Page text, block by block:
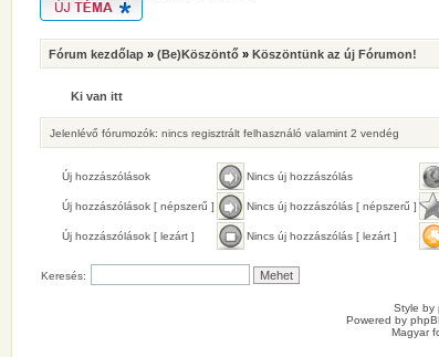
Fórum kezdőlap » (Be)Köszöntő » Köszöntünk az új Fórumon!
Ki van itt
Jelenlévő fórumozók: nincs regisztrált felhasználó valamint 2 vendég
Új hozzászólások Nincs új hozzászólás
Új hozzászólások [ népszerű ] Nincs új hozzászólás [ népszerű ]
Új hozzászólások [ lezárt ] Nincs új hozzászólás [ lezárt ]
Keresés:
Style by
Powered by
Magyar